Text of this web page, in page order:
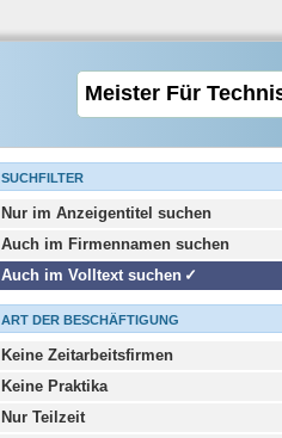
SUCHFILTER
Nur im Anzeigentitel suchen
Auch im Firmennamen suchen
Auch im Volltext suchen
ART DER BESCHÄFTIGUNG
Keine Zeitarbeitsfirmen
Keine Praktika
Nur Teilzeit